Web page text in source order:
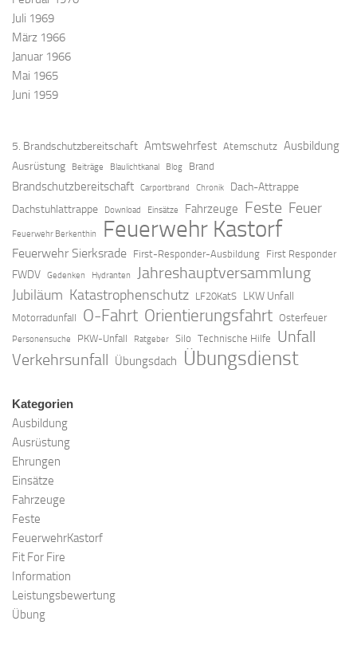
Juli 1969
März 1966
Januar 1966
Mai 1965
Juni 1959
5. Brandschutzbereitschaft Amtswehrfest Atemschutz Ausbildung
Ausrüstung Beiträge Blaulichtkanal Blog Brand
Brandschutzbereitschaft Carportbrand Chronik
Dach-Attrappe
Dachstuhlattrappe
Download Einsätze Fahrzeuge Feste Feuer
Feuerwehr Berkenthin Feuerwehr Kastorf
Feuerwehr Sierksrade First-Responder-Ausbildung First Responder
FWDV Gedenken Hydranten Jahreshauptversammlung
Jubiläum Katastrophenschutz LF20KatS LKW Unfall
Motorradunfall O-Fahrt Orientierungsfahrt Osterfeuer
Personensuche PKW-Unfall Ratgeber Silo Technische Hilfe Unfall
Verkehrsunfall Übungsdach Übungsdienst
Kategorien
Ausbildung
Ausrüstung
Ehrungen
Einsätze
Fahrzeuge
Feste
FeuerwehrKastorf
Fit For Fire
Information
Leistungsbewertung
Übung